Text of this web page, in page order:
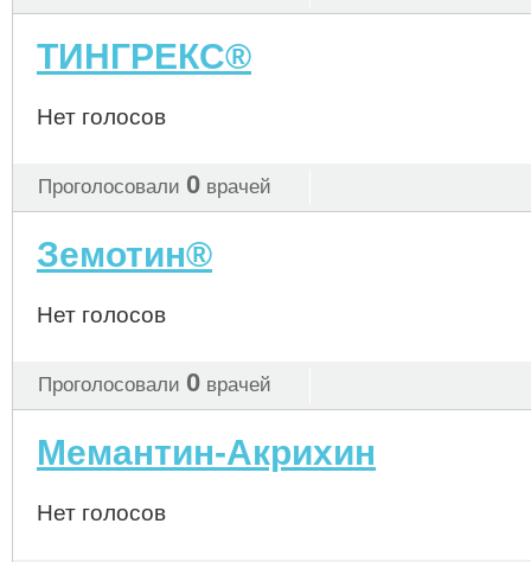
ТИНГРЕКС®
Нет голосов
Проголосовали 0 врачей
Земотин®
Нет голосов
Проголосовали 0 врачей
Мемантин-Акрихин
Нет голосов